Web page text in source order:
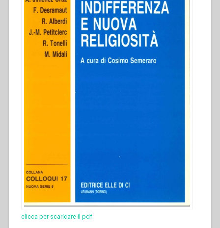
clicca per scaricare il pdf